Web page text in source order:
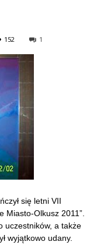
152 1
się letni VII
Miasto-Olkusz 2011”.
uczestników, a także
wyjątkowo udany.